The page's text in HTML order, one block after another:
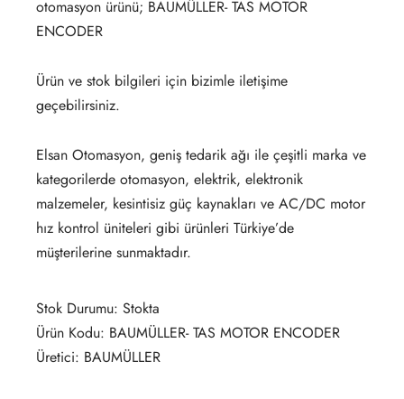
otomasyon ürünü; BAUMÜLLER- TAS MOTOR
ENCODER
Ürün ve stok bilgileri için bizimle iletişime
geçebilirsiniz.
Elsan Otomasyon, geniş tedarik ağı ile çeşitli marka ve
kategorilerde otomasyon, elektrik, elektronik
malzemeler, kesintisiz güç kaynakları ve AC/DC motor
hız kontrol üniteleri gibi ürünleri Türkiye’de
müşterilerine sunmaktadır.
Stok Durumu: Stokta
Ürün Kodu: BAUMÜLLER- TAS MOTOR ENCODER
Üretici: BAUMÜLLER